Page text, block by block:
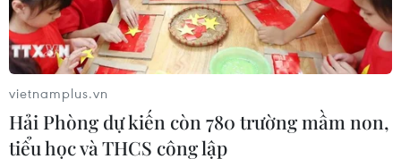
Các biện pháp trừng phạt Nga nhằm phá
hoại quan hệ Nga-Mỹ
30/12/2016 07:16
vietnamplus.vn
Hải Phòng dự kiến còn 780 trường mầm non,
tiểu học và THCS công lập